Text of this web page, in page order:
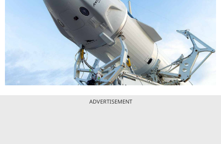
ADVERTISEMENT